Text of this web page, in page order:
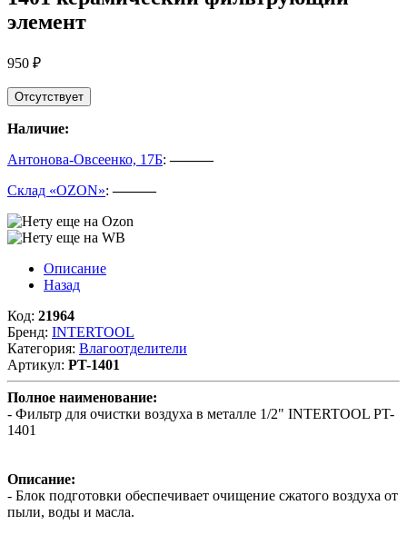
элемент
950 ₽
Отсутствует
Наличие:
Антонова-Овсеенко, 17Б:———
Склад «OZON»:———
Описание
Назад
Код: 21964
Бренд: INTERTOOL
Категория: Влагоотделители
Артикул: PT-1401
Полное наименование:
- Фильтр для очистки воздуха в металле 1/2" INTERTOOL PT-
1401
Описание:
- Блок подготовки обеспечивает очищение сжатого воздуха от
пыли, воды и масла.